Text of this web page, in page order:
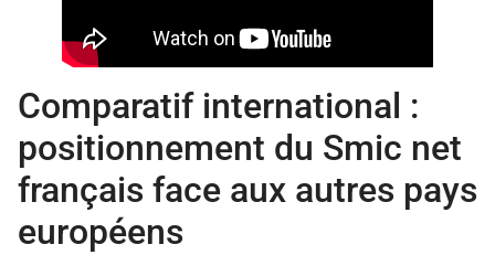
Comparatif international :
positionnement du Smic net
français face aux autres pays
européens